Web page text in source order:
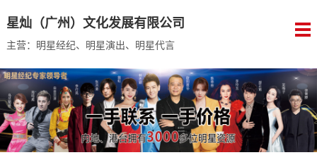
星灿（广州）文化发展有限公司
主营：明星经纪、明星演出、明星代言